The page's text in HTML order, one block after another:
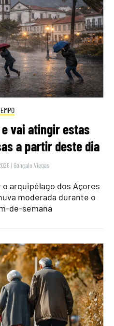
vai atingir estas
a partir deste dia
| Gonçalo Viegas
arquipélago dos Açores
moderada durante o
de-semana